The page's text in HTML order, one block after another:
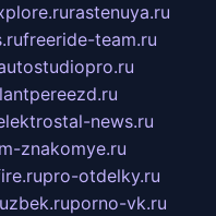
rastenuya.ru
freeride-team.ru
news.ru
znakomye.ru
pro-otdelky.ru
porno-vk.ru